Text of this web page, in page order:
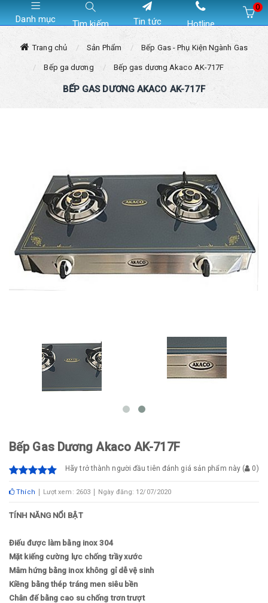
Danh mục Tìm kiếm Tin tức Hotline
0
Trang chủ Sản Phẩm Bếp Gas - Phụ Kiện Ngành Gas
Bếp ga dương Bếp gas dương Akaco AK-717F
BẾP GAS DƯƠNG AKACO AK-717F
Bếp Gas Dương Akaco AK-717F
Hãy trở thành người đầu tiên đánh giá sản phẩm này ( 0)
Thích Lượt xem: 2603 Ngày đăng: 12/07/2020
TÍNH NĂNG NỔI BẬT
Điếu được làm bằng inox 304
Mặt kiếng cường lực chống trầy xước
Mâm hứng bằng inox không gỉ dễ vệ sinh
Kiềng bằng thép tráng men siêu bền
Chân đế bằng cao su chống trơn trượt